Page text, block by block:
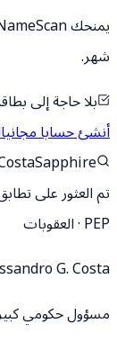
شهر.
بلا حاجة إلى
أنشئ حسابا مجانيا
Sapphire
تم العثور على
PEP · العقوبات
G. Costa
مسؤول حكومي كبير